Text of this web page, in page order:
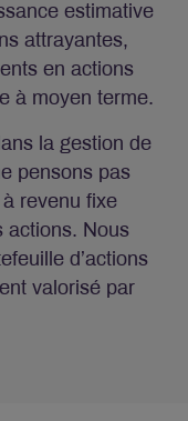
estimative
attrayantes,
en actions
à moyen terme.
la gestion de
pensons pas
revenu fixe
actions. Nous
d’actions
valorisé par